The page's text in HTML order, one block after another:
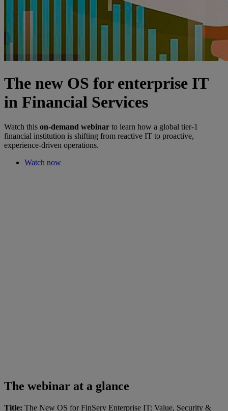
The new OS for enterprise IT
in Financial Services
Watch this on-demand webinar to learn how a global tier-1
financial institution is shifting from reactive IT to proactive,
experience-driven operations.
Watch now
The webinar at a glance
Title: The New OS for FinServ Enterprise IT: Value, Security &